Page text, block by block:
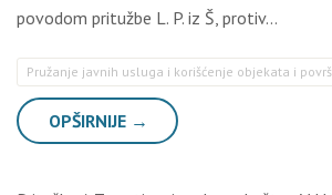
povodom pritužbe L. P. iz Š, protiv…
Pružanje javnih usluga i korišćenje objekata i
OPŠIRNIJE →